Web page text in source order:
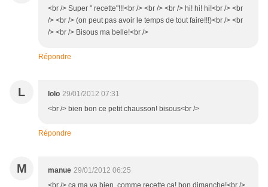
<br /> Super " recette"!!!<br /> <br /> <br /> hi! hi! hi!<br /> <br
/> <br /> (on peut pas avoir le temps de tout faire!!!)<br /> <br
/> <br /> Bisous ma belle!<br />
Répondre
L lolo 29/01/2012 07:31
<br /> bien bon ce petit chausson! bisous<br />
Répondre
M manue 29/01/2012 06:25
<br /> ça ma va bien comme recette ça! bon dimanche!<br />